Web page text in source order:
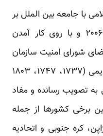
با جامعه بین الملل بر
سر برنامه هسته‌ای از سال ۲۰۰۶ و با روی کار آمدن
تا تابستان ۲۰۱۰ اعضای شورای امنیت سازمان
ملل به ترتیب ۴ قطعنامه تحریمی (۱۷۳۷، ۱۷۴۷، ۱۸۰۳
به تصویب رسانده و مفاد
برخی کشورها از جمله
کره جنوبی و اتحادیه